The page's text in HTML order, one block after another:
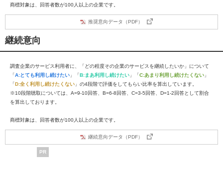
商標対象は、回答者数が100人以上の企業です。
推奨意向データ（PDF）
継続意向
調査企業のサービス利用者に、「どの程度その企業のサービスを継続したいか」について
「A:とても利用し続けたい 」「B:まあ利用し続けたい 」「C:あまり利用し続けたくない 」
「D:全く利用し続けたくない 」の4段階で評価をしてもらい比率を算出しています。
※10段階聴取については、A=9-10回答、B=6-8回答、C=3-5回答、D=1-2回答として割合
を算出しております。
商標対象は、回答者数が100人以上の企業です。
継続意向データ（PDF）
PR